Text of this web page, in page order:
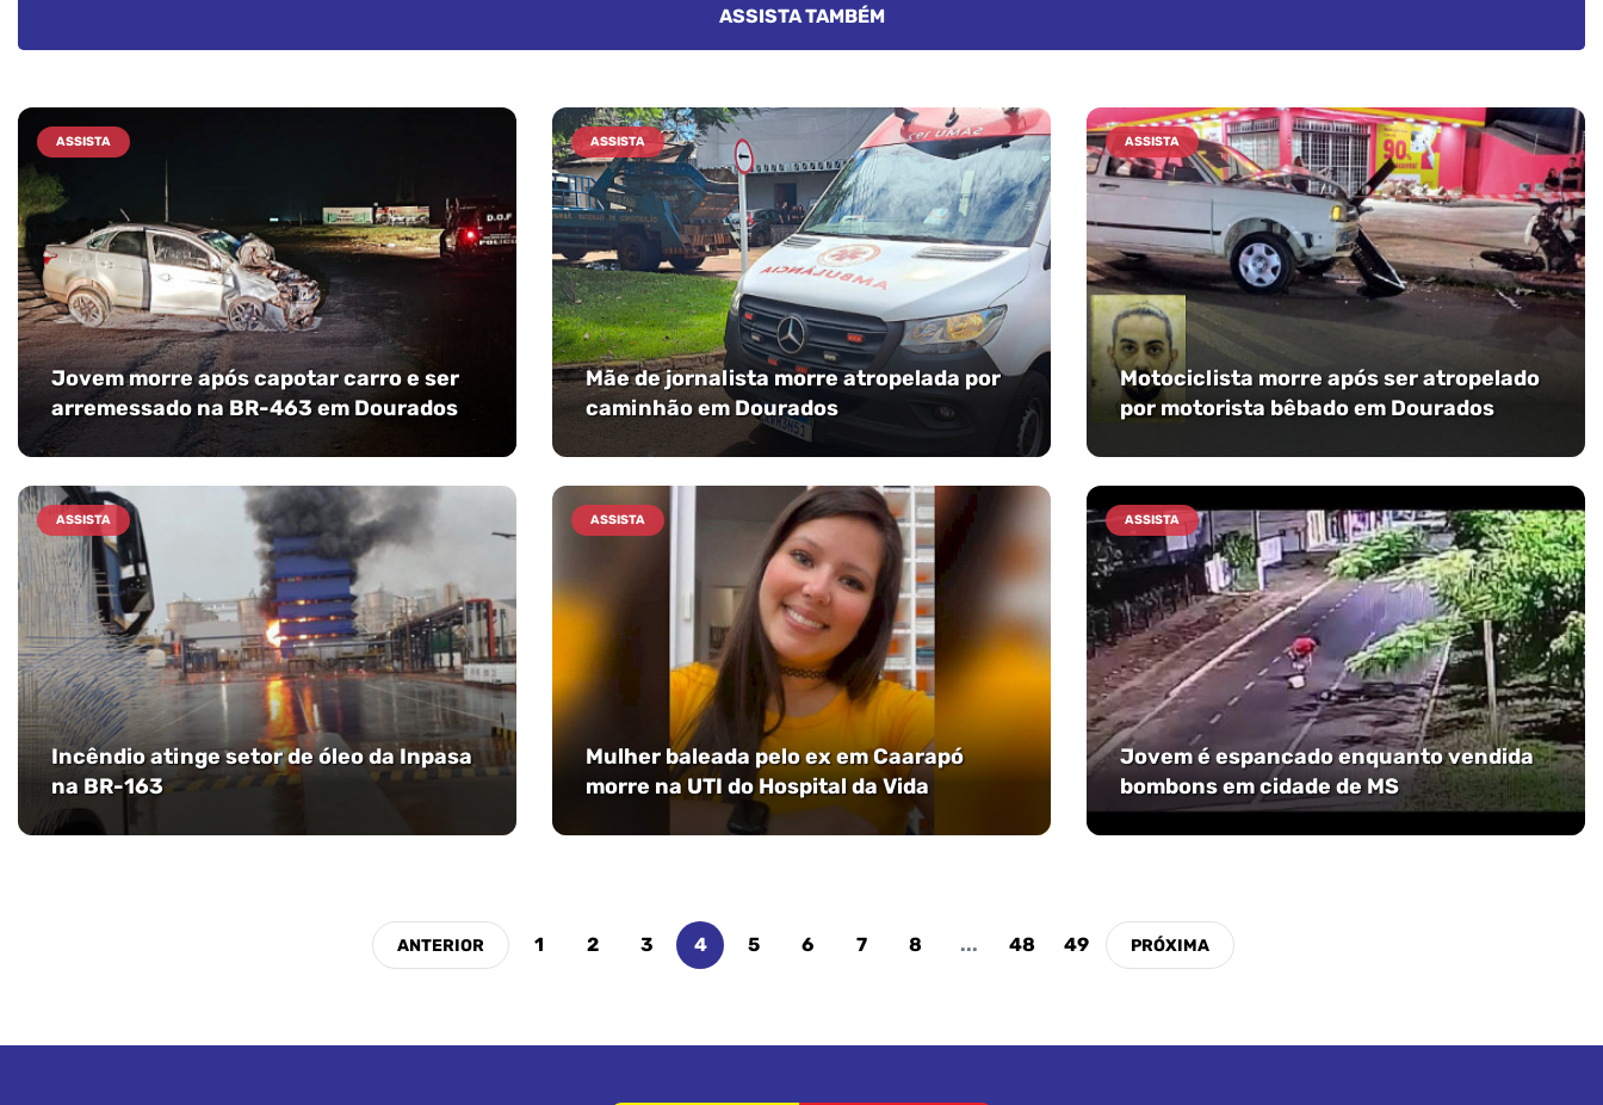
ASSISTA TAMBÉM
ASSISTA
Jovem morre após capotar carro e ser
arremessado na BR-463 em Dourados
ASSISTA
Mãe de jornalista morre atropelada por
caminhão em Dourados
ASSISTA
Motociclista morre após ser atropelado
por motorista bêbado em Dourados
ASSISTA
Incêndio atinge setor de óleo da Inpasa
na BR-163
ASSISTA
Mulher baleada pelo ex em Caarapó
morre na UTI do Hospital da Vida
ASSISTA
Jovem é espancado enquanto vendida
bombons em cidade de MS
1 2 3 4 5 6 7 8 ... 48 49